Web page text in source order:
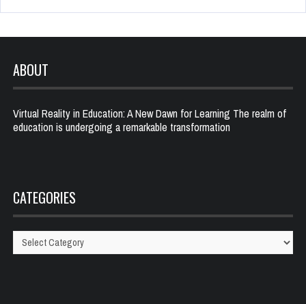
ABOUT
Virtual Reality in Education: A New Dawn for Learning The realm of
education is undergoing a remarkable transformation
CATEGORIES
Categories